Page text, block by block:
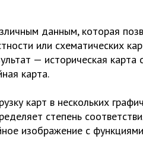
данным, которая
или схематических
— историческая карта
карта.
карт в нескольких
степень
изображение с